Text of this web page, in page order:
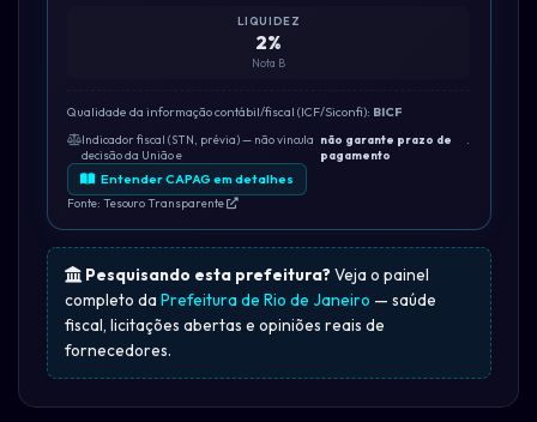
LIQUIDEZ
2%
Nota B
Qualidade da informação contábil/fiscal (ICF/Siconfi): BICF
Indicador fiscal (STN, prévia) — não vincula
decisão da União e
não garante prazo de
pagamento
.
Entender CAPAG em detalhes
Fonte: Tesouro Transparente
Pesquisando esta prefeitura? Veja o painel
completo da Prefeitura de Rio de Janeiro — saúde
fiscal, licitações abertas e opiniões reais de
fornecedores.